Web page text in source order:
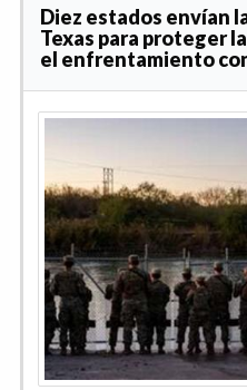
Diez estados envían
Texas para proteger
el enfrentamiento